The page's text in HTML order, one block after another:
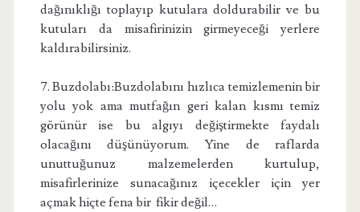
dağınıklığı toplayıp kutulara doldurabilir ve bu
kutuları da misafirinizin girmeyeceği yerlere
kaldırabilirsiniz.
7. Buzdolabı:Buzdolabını hızlıca temizlemenin bir
yolu yok ama mutfağın geri kalan kısmı temiz
görünür ise bu algıyı değiştirmekte faydalı
olacağını düşünüyorum. Yine de raflarda
unuttuğunuz malzemelerden kurtulup,
misafirlerinize sunacağınız içecekler için yer
açmak hiçte fena bir fikir değil…